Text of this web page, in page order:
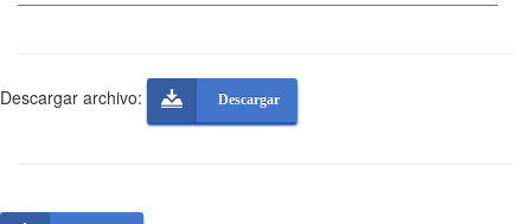
Descargar archivo: Descargar